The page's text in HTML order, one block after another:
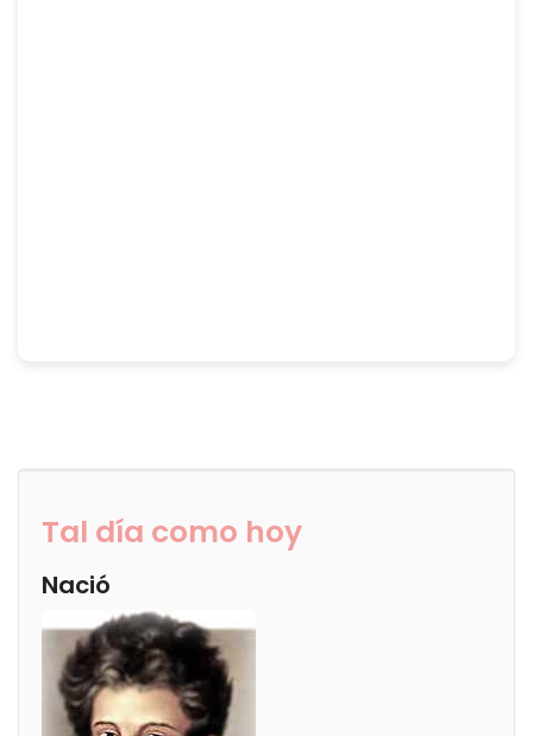
Tal día como hoy
Nació